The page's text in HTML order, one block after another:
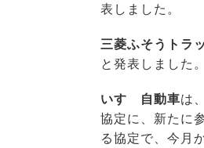
表しました。
三菱ふそうトラ
と発表しました
いすゞ自動車は
協定に、新たに
る協定で、今月